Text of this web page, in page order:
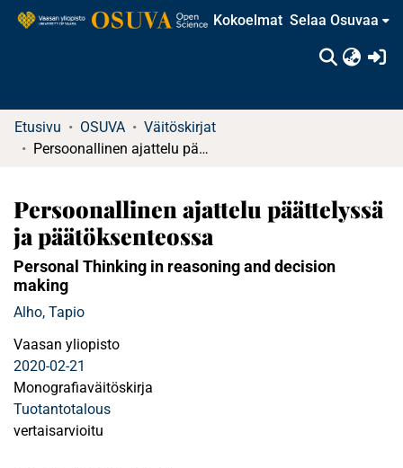
Kokoelmat Selaa Osuvaa
Etusivu OSUVA
Väitöskirjat
Persoonallinen ajattelu päättelyssä ja päätöksenteossa
Persoonallinen ajattelu päättelyssä
ja päätöksenteossa
Personal Thinking in reasoning and decision
making
Alho, Tapio
Vaasan yliopisto
2020-02-21
Monografiaväitöskirja
Tuotantotalous
vertaisarvioitu